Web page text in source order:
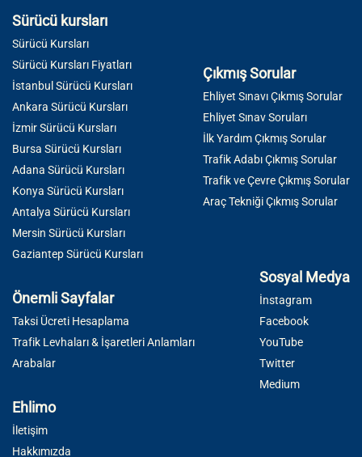
Sürücü kursları
Sürücü Kursları
Sürücü Kursları Fiyatları
İstanbul Sürücü Kursları
Ankara Sürücü Kursları
İzmir Sürücü Kursları
Bursa Sürücü Kursları
Adana Sürücü Kursları
Konya Sürücü Kursları
Antalya Sürücü Kursları
Mersin Sürücü Kursları
Gaziantep Sürücü Kursları
Çıkmış Sorular
Ehliyet Sınavı Çıkmış Sorular
Ehliyet Sınav Soruları
İlk Yardım Çıkmış Sorular
Trafik Adabı Çıkmış Sorular
Trafik ve Çevre Çıkmış Sorular
Araç Tekniği Çıkmış Sorular
Önemli Sayfalar
Taksi Ücreti Hesaplama
Trafik Levhaları & İşaretleri Anlamları
Arabalar
Sosyal Medya
İnstagram
Facebook
YouTube
Twitter
Medium
Ehlimo
İletişim
Hakkımızda